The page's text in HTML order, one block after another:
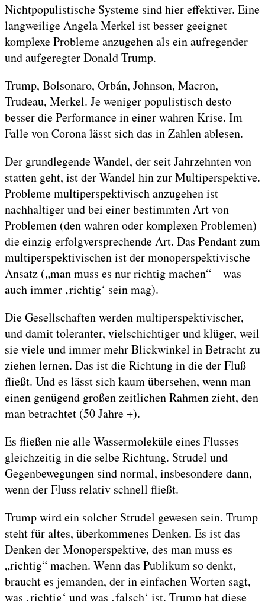
Nichtpopulistische Systeme sind hier effektiver. Eine
langweilige Angela Merkel ist besser geeignet
komplexe Probleme anzugehen als ein aufregender
und aufgeregter Donald Trump.
Trump, Bolsonaro, Orbán, Johnson, Macron,
Trudeau, Merkel. Je weniger populistisch desto
besser die Performance in einer wahren Krise. Im
Falle von Corona lässt sich das in Zahlen ablesen.
Der grundlegende Wandel, der seit Jahrzehnten von
statten geht, ist der Wandel hin zur Multiperspektive.
Probleme multiperspektivisch anzugehen ist
nachhaltiger und bei einer bestimmten Art von
Problemen (den wahren oder komplexen Problemen)
die einzig erfolgversprechende Art. Das Pendant zum
multiperspektivischen ist der monoperspektivische
Ansatz („man muss es nur richtig machen“ – was
auch immer ‚richtig‘ sein mag).
Die Gesellschaften werden multiperspektivischer,
und damit toleranter, vielschichtiger und klüger, weil
sie viele und immer mehr Blickwinkel in Betracht zu
ziehen lernen. Das ist die Richtung in die der Fluß
fließt. Und es lässt sich kaum übersehen, wenn man
einen genügend großen zeitlichen Rahmen zieht, den
man betrachtet (50 Jahre +).
Es fließen nie alle Wassermoleküle eines Flusses
gleichzeitig in die selbe Richtung. Strudel und
Gegenbewegungen sind normal, insbesondere dann,
wenn der Fluss relativ schnell fließt.
Trump wird ein solcher Strudel gewesen sein. Trump
steht für altes, überkommenes Denken. Es ist das
Denken der Monoperspektive, des man muss es
„richtig“ machen. Wenn das Publikum so denkt,
braucht es jemanden, der in einfachen Worten sagt,
was ‚richtig‘ und was ‚falsch‘ ist. Trump hat diese